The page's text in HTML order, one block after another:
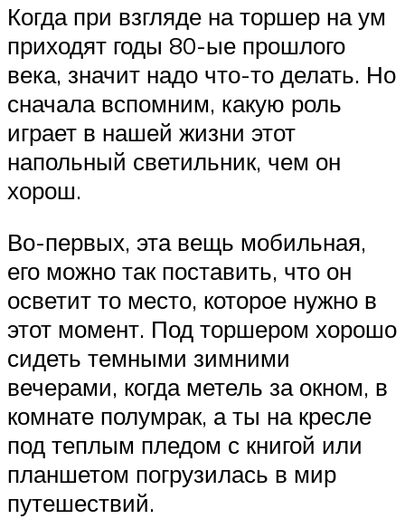
Когда при взгляде на торшер на ум
приходят годы 80-ые прошлого
века, значит надо что-то делать. Но
сначала вспомним, какую роль
играет в нашей жизни этот
напольный светильник, чем он
хорош.
Во-первых, эта вещь мобильная,
его можно так поставить, что он
осветит то место, которое нужно в
этот момент. Под торшером хорошо
сидеть темными зимними
вечерами, когда метель за окном, в
комнате полумрак, а ты на кресле
под теплым пледом с книгой или
планшетом погрузилась в мир
путешествий.